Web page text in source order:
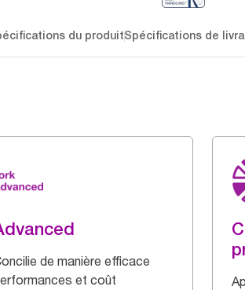
du produitSpécifications de
de manière efficace
et coût